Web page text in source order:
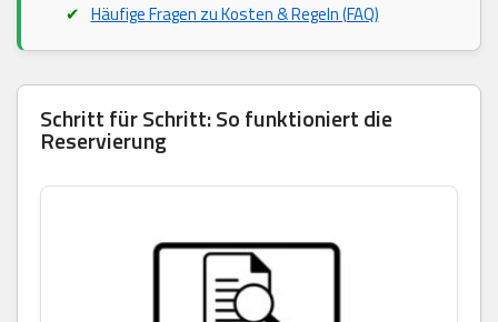
Häufige Fragen zu Kosten & Regeln (FAQ)
Schritt für Schritt: So funktioniert die
Reservierung